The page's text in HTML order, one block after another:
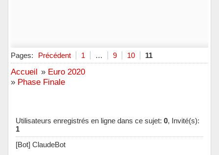
Pages: Précédent 1 … 9 10 11
Accueil » Euro 2020
» Phase Finale
Utilisateurs enregistrés en ligne dans ce sujet: 0, Invité(s):
1
[Bot] ClaudeBot